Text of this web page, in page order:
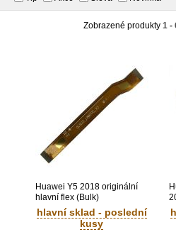
Zobrazené produkty 1 -
Huawei Y5 2018 originální
hlavní flex (Bulk)
hlavní sklad - poslední
kusy